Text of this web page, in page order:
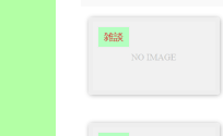
雑談